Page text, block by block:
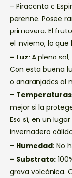
– Piracanta o
perenne. Posee
primavera. El
el invierno, lo
– Luz:A pleno
Con esta buena
o anaranjados al
–
mejor si la
Eso sí, en un
invernadero
– Humedad: No
– Substrato:
grava volcánica.